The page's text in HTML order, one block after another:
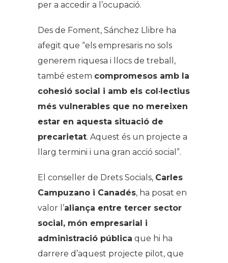
per a accedir a l’ocupació.
Des de Foment, Sánchez Llibre ha
afegit que “els empresaris no sols
generem riquesa i llocs de treball,
també estem compromesos amb la
cohesió social i amb els col·lectius
més vulnerables que no mereixen
estar en aquesta situació de
precarietat. Aquest és un projecte a
llarg termini i una gran acció social”.
El conseller de Drets Socials, Carles
Campuzano i Canadés, ha posat en
valor l’aliança entre tercer sector
social, món empresarial i
administració pública que hi ha
darrere d’aquest projecte pilot, que